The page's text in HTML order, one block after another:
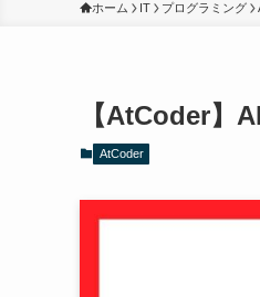
ホーム IT プログラミング
【AtCoder】
AtCoder